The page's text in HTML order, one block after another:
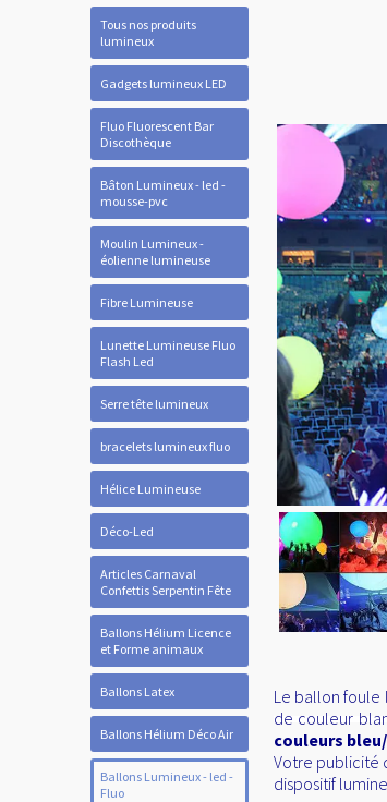
Tous nos produits
lumineux
Gadgets lumineux LED
Fluo Fluorescent Bar
Discothèque
Bâton Lumineux - led -
mousse-pvc
Moulin Lumineux -
éolienne lumineuse
Fibre Lumineuse
Lunette Lumineuse Fluo
Flash Led
Serre tête lumineux
bracelets lumineux fluo
Hélice Lumineuse
Déco-Led
Articles Carnaval
Confettis Serpentin Fête
Ballons Hélium Licence
et Forme animaux
Ballons Latex
Ballons Hélium Déco Air
Ballons Lumineux - led -
Fluo
Le ballon foule
de couleur
couleurs
Votre publicité
dispositif